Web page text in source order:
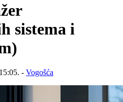
sistema i
- Vogošća